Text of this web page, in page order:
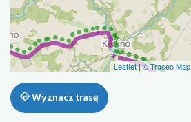
Leaflet|© Traseo Map
Wyznacz trasę